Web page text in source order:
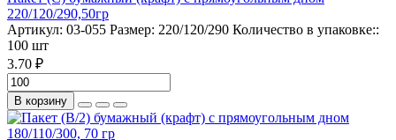
220/120/290,50гр
Артикул: 03-055 Размер: 220/120/290 Количество в упаковке::
100 шт
3.70 ₽
В корзину